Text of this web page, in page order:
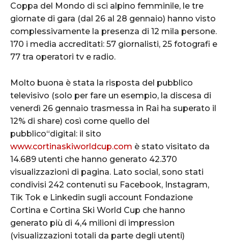
Coppa del Mondo di sci alpino femminile, le tre
giornate di gara (dal 26 al 28 gennaio) hanno visto
complessivamente la presenza di 12 mila persone.
170 i media accreditati: 57 giornalisti, 25 fotografi e
77 tra operatori tv e radio.
Molto buona è stata la risposta del pubblico
televisivo (solo per fare un esempio, la discesa di
venerdì 26 gennaio trasmessa in Rai ha superato il
12% di share) così come quello del
pubblico“digital: il sito
www.cortinaskiworldcup.com è stato visitato da
14.689 utenti che hanno generato 42.370
visualizzazioni di pagina. Lato social, sono stati
condivisi 242 contenuti su Facebook, Instagram,
Tik Tok e Linkedin sugli account Fondazione
Cortina e Cortina Ski World Cup che hanno
generato più di 4,4 milioni di impression
(visualizzazioni totali da parte degli utenti)